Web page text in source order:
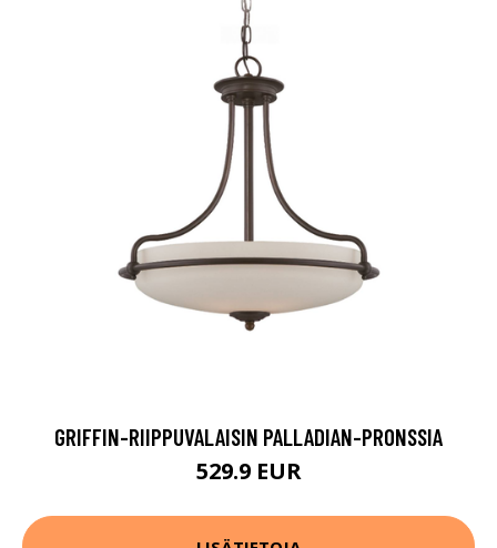
GRIFFIN-RIIPPUVALAISIN PALLADIAN-PRONSSIA
529.9 EUR